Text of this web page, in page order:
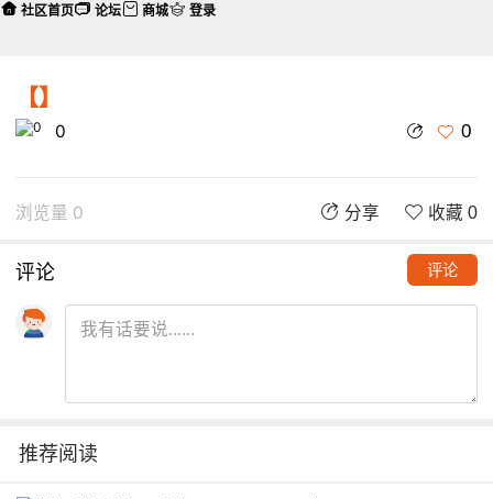
【】
0 0
浏览量 0 分享 收藏 0
评论 评论
推荐阅读
社区首页 论坛 商城 登录